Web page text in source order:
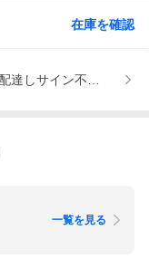
在庫を確認
達しサイン不要で配
一覧を見る